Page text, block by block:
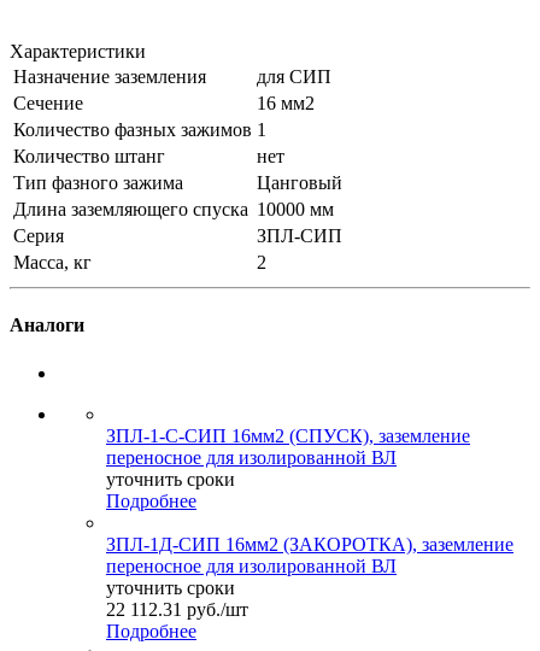
Характеристики
Назначение заземления
для СИП
Сечение
16 мм2
Количество фазных зажимов 1
Количество штанг
нет
Тип фазного зажима
Цанговый
Длина заземляющего спуска 10000 мм
Серия
ЗПЛ-СИП
Масса, кг
2
Аналоги
ЗПЛ-1-С-СИП 16мм2 (СПУСК), заземление
переносное для изолированной ВЛ
уточнить сроки
Подробнее
ЗПЛ-1Д-СИП 16мм2 (ЗАКОРОТКА), заземление
переносное для изолированной ВЛ
уточнить сроки
22 112.31 руб./шт
Подробнее